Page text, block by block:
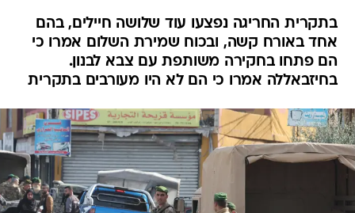
בתקרית החריגה נפצעו עוד שלושה חיילים, בהם
אחד באורח קשה, ובכוח שמירת השלום אמרו כי
הם פתחו בחקירה משותפת עם צבא לבנון.
בחיזבאללה אמרו כי הם לא היו מעורבים בתקרית